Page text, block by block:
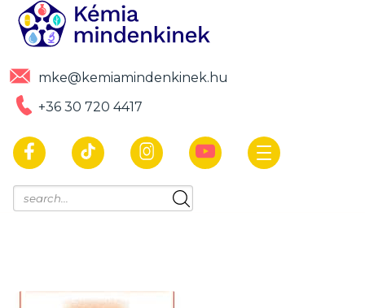
mke@kemiamindenkinek.hu
+36 30 720 4417